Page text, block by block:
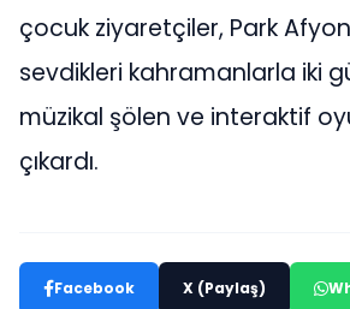
çocuk ziyaretçiler, Park Afyon
sevdikleri kahramanlarla iki
müzikal şölen ve interaktif
çıkardı.
Facebook X (Paylaş)